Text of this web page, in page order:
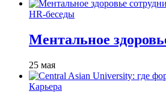
HR-беседы
Ментальное
25 мая
Карьера